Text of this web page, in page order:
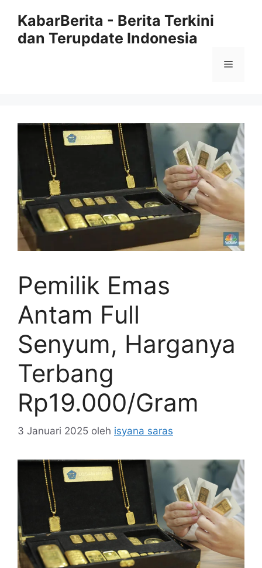
KabarBerita - Berita Terkini
dan Terupdate Indonesia
Menu
Pemilik Emas
Antam Full
Senyum, Harganya
Terbang
Rp19.000/Gram
3 Januari 2025 oleh isyana saras